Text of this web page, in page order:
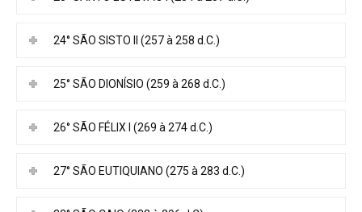
24° SÃO SISTO II (257 à 258 d.C.)
25° SÃO DIONÍSIO (259 à 268 d.C.)
26° SÃO FÉLIX I (269 à 274 d.C.)
27° SÃO EUTIQUIANO (275 à 283 d.C.)